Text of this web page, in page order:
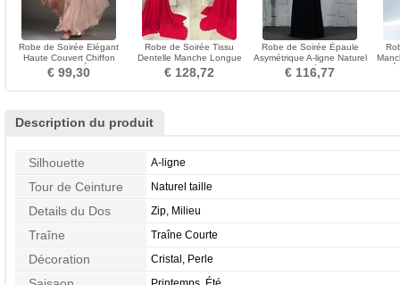
Robe de Soirée Elégant
Haute Couvert Chiffon
Ceinture en Étoffe
€ 99,30
Robe de Soirée Tissu
Dentelle Manche Longue
Manquant Ceinture en
Étoffe
€ 128,72
Robe de Soirée Épaule
Asymétrique A-ligne Naturel
taille Elégant
€ 116,77
Description du produit
Silhouette A-ligne
Tour de Ceinture Naturel taille
Details du Dos Zip, Milieu
Traîne Traîne Courte
Décoration Cristal, Perle